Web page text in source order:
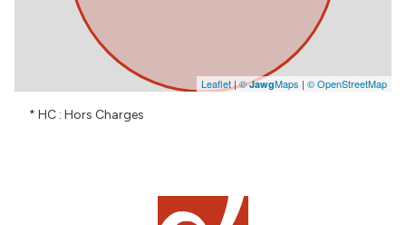
Leaflet|©JawgMaps | © OpenStreetMap
* HC : Hors Charges